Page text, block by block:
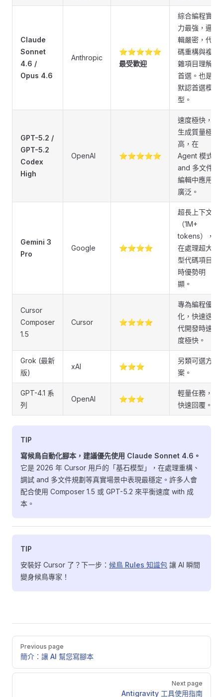
Claude
Sonnet
4.6 /
Opus 4.6
Anthropic
⭐⭐⭐⭐⭐
最受歡迎
綜合編程實
力最強，邏
輯嚴密，代
碼重構與複
雜項目理解
首選。也是
默認首選模
型。
GPT-5.2 /
GPT-5.2
Codex
High
OpenAI ⭐⭐⭐⭐⭐
速度極快，
生成質量極
高，在
Agent 模式
and 多文件
編輯中應用
廣泛。
Gemini 3
Pro
Google ⭐⭐⭐⭐
超長上下文
（1M+
tokens），
在處理超大
型代碼項目
時優勢明
顯。
Cursor
Composer
1.5
Cursor ⭐⭐⭐⭐
專為編程優
化，快速迭
代開發時速
度極快。
Grok (最新
版)
xAI ⭐⭐⭐
另類可選方
案。
GPT-4.1 系
列
OpenAI ⭐⭐⭐
輕量任務，
快速回覆。
TIP
寫候鳥自動化腳本，建議優先使用 Claude Sonnet 4.6。
它是 2026 年 Cursor 用戶的「基石模型」，在處理重構、
調試 and 多文件規劃等真實場景中表現最穩定。許多人會
配合使用 Composer 1.5 或 GPT-5.2 來平衡速度 with 成
本。
TIP
安裝好 Cursor 了？下一步： 候鳥 Rules 知識包 讓 AI 瞬間
變身候鳥專家！
Pager
Previous page
簡介：讓 AI 幫您寫腳本
Next page
Antigravity 工具使用指南